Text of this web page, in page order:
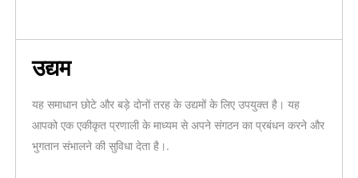
उद्यम
यह समाधान छोटे और बड़े दोनों तरह के उद्यमों के लिए उपयुक्त है। यह
आपको एक एकीकृत प्रणाली के माध्यम से अपने संगठन का प्रबंधन करने और
भुगतान संभालने की सुविधा देता है।.